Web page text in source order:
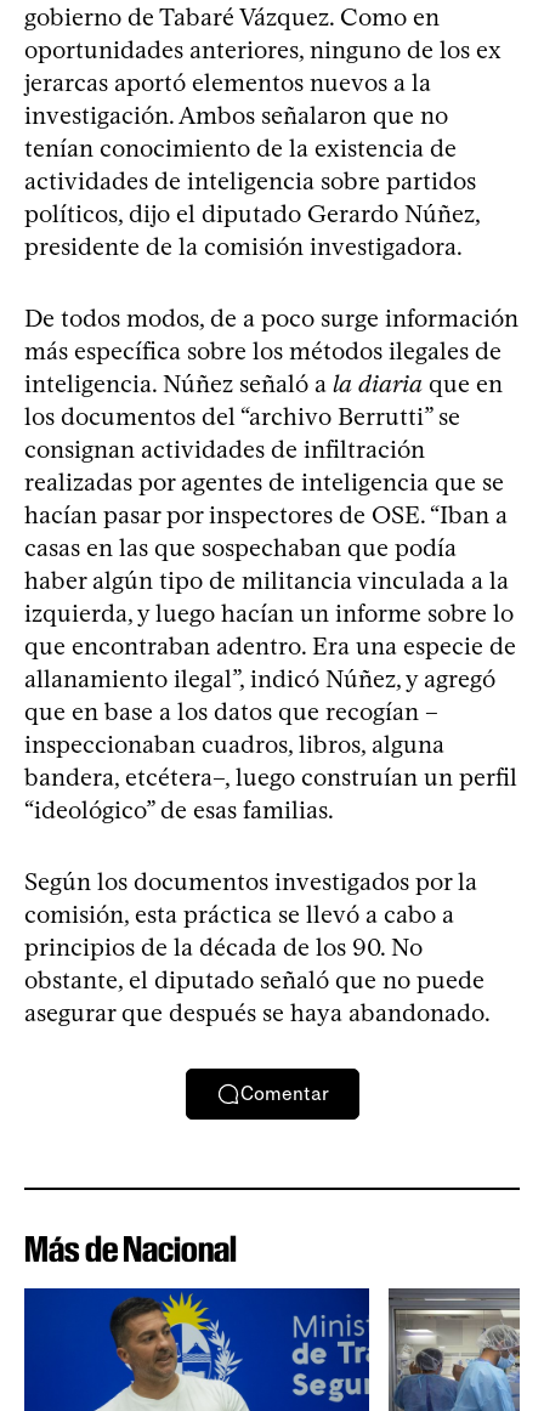
gobierno de Tabaré Vázquez. Como en
oportunidades anteriores, ninguno de los ex
jerarcas aportó elementos nuevos a la
investigación. Ambos señalaron que no
tenían conocimiento de la existencia de
actividades de inteligencia sobre partidos
políticos, dijo el diputado Gerardo Núñez,
presidente de la comisión investigadora.
De todos modos, de a poco surge información
más específica sobre los métodos ilegales de
inteligencia. Núñez señaló a la diaria que en
los documentos del “archivo Berrutti” se
consignan actividades de infiltración
realizadas por agentes de inteligencia que se
hacían pasar por inspectores de OSE. “Iban a
casas en las que sospechaban que podía
haber algún tipo de militancia vinculada a la
izquierda, y luego hacían un informe sobre lo
que encontraban adentro. Era una especie de
allanamiento ilegal”, indicó Núñez, y agregó
que en base a los datos que recogían –
inspeccionaban cuadros, libros, alguna
bandera, etcétera–, luego construían un perfil
“ideológico” de esas familias.
Según los documentos investigados por la
comisión, esta práctica se llevó a cabo a
principios de la década de los 90. No
obstante, el diputado señaló que no puede
asegurar que después se haya abandonado.
Comentar
Más de Nacional